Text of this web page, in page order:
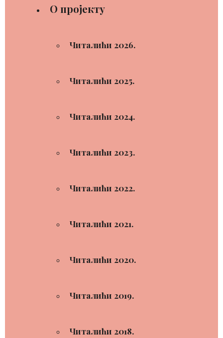
О пројекту
Читалићи 2026.
Читалићи 2025.
Читалићи 2024.
Читалићи 2023.
Читалићи 2022.
Читалићи 2021.
Читалићи 2020.
Читалићи 2019.
Читалићи 2018.